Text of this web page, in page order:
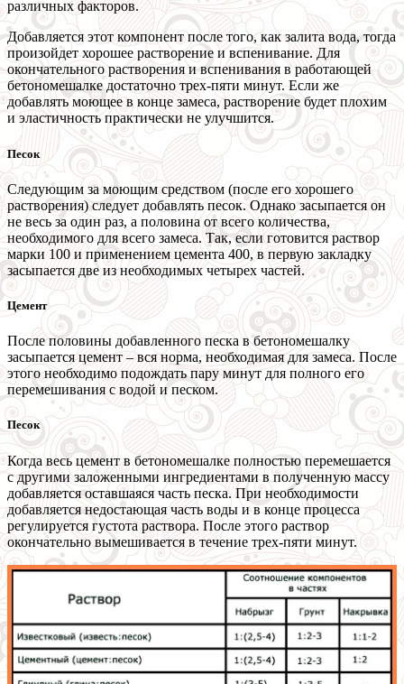
различных факторов.
Добавляется этот компонент после того, как залита вода, тогда
произойдет хорошее растворение и вспенивание. Для
окончательного растворения и вспенивания в работающей
бетономешалке достаточно трех-пяти минут. Если же
добавлять моющее в конце замеса, растворение будет плохим
и эластичность практически не улучшится.
Песок
Следующим за моющим средством (после его хорошего
растворения) следует добавлять песок. Однако засыпается он
не весь за один раз, а половина от всего количества,
необходимого для всего замеса. Так, если готовится раствор
марки 100 и применением цемента 400, в первую закладку
засыпается две из необходимых четырех частей.
Цемент
После половины добавленного песка в бетономешалку
засыпается цемент – вся норма, необходимая для замеса. После
этого необходимо подождать пару минут для полного его
перемешивания с водой и песком.
Песок
Когда весь цемент в бетономешалке полностью перемешается
с другими заложенными ингредиентами в полученную массу
добавляется оставшаяся часть песка. При необходимости
добавляется недостающая часть воды и в конце процесса
регулируется густота раствора. После этого раствор
окончательно вымешивается в течение трех-пяти минут.